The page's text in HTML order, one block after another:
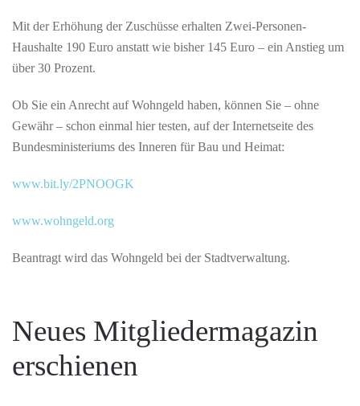
Mit der Erhöhung der Zuschüsse erhalten Zwei-Personen-
Haushalte 190 Euro anstatt wie bisher 145 Euro – ein Anstieg um
über 30 Prozent.
Ob Sie ein Anrecht auf Wohngeld haben, können Sie – ohne
Gewähr – schon einmal hier testen, auf der Internetseite des
Bundesministeriums des Inneren für Bau und Heimat:
www.bit.ly/2PNOOGK
www.wohngeld.org
Beantragt wird das Wohngeld bei der Stadtverwaltung.
Neues Mitgliedermagazin
erschienen